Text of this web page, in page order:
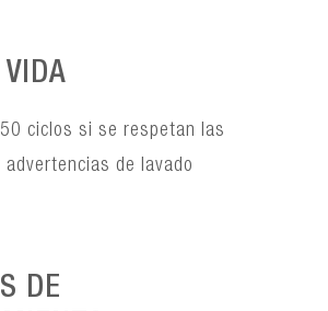
ciclos si se respetan las
de lavado
DE